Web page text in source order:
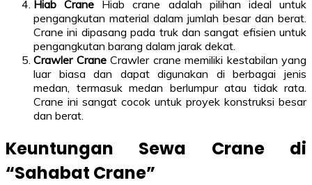
Hiab Crane Hiab crane adalah pilihan ideal untuk
pengangkutan material dalam jumlah besar dan berat.
Crane ini dipasang pada truk dan sangat efisien untuk
pengangkutan barang dalam jarak dekat.
Crawler CraneCrawler crane memiliki kestabilan yang
luar biasa dan dapat digunakan di berbagai jenis
medan, termasuk medan berlumpur atau tidak rata.
Crane ini sangat cocok untuk proyek konstruksi besar
dan berat.
Keuntungan Sewa Crane di
“Sahabat Crane”